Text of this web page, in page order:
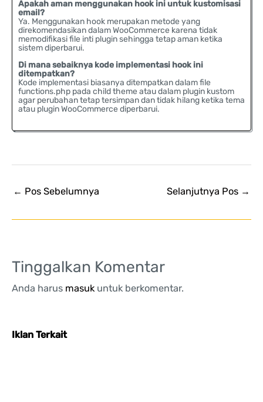
Apakah aman menggunakan hook ini untuk kustomisasi
email?
Ya. Menggunakan hook merupakan metode yang
direkomendasikan dalam WooCommerce karena tidak
memodifikasi file inti plugin sehingga tetap aman ketika
sistem diperbarui.
Di mana sebaiknya kode implementasi hook ini
ditempatkan?
Kode implementasi biasanya ditempatkan dalam file
functions.php pada child theme atau dalam plugin kustom
agar perubahan tetap tersimpan dan tidak hilang ketika tema
atau plugin WooCommerce diperbarui.
← Pos Sebelumnya Selanjutnya Pos →
Tinggalkan Komentar
Anda harus masukuntuk berkomentar.
Iklan Terkait